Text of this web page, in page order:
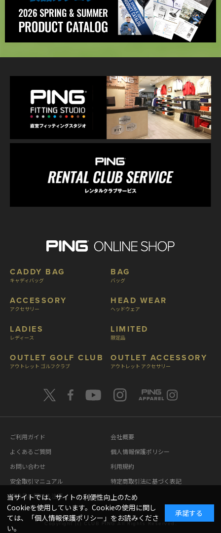
CADDY BAG
キャディバッグ
ACCESSORY
アクセサリー
LADIES
レディース
OUTLET GOLF CLUB
アウトレット ゴルフクラブ
BAG
バッグ
HEAD WEAR
ヘッドウェア
LIMITED
限定品
OUTLET ACCESSORY
アウトレット アクセサリー
ご利用ガイド
よくあるご質問
お問い合わせ
安全取引マニュアル
模造品に関する注意
会社概要
個人情報保護ポリシー
利用規約
特定商取引法に基づく表記
Copyright (c) CLUB PING All Rights Reserved.
当サイトでは、サイトの利便性向上のため
Cookieを使用しています。Cookieの使用に関し
ては、「個人情報保護ポリシー 」をお読みくださ
い。
承諾する